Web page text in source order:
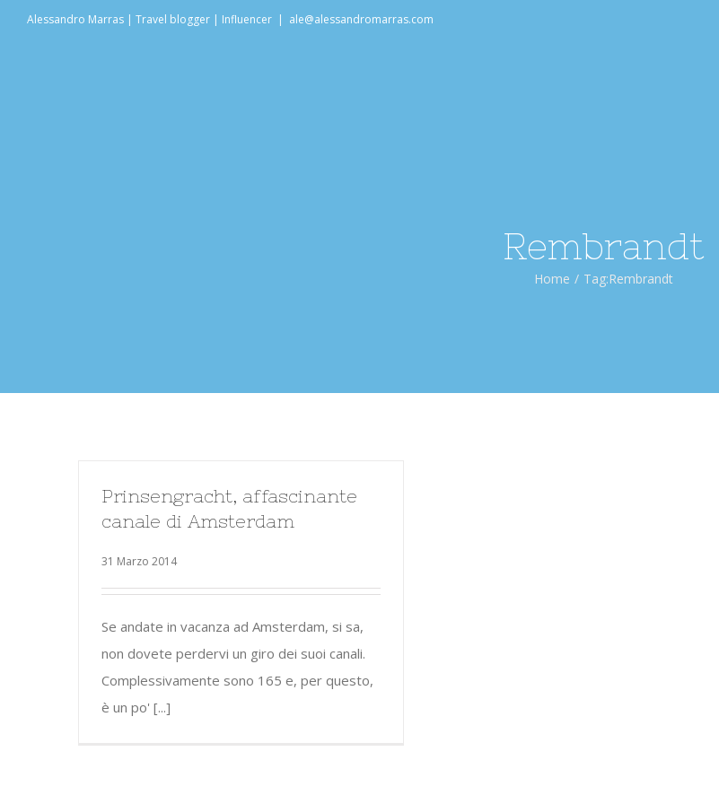
Alessandro Marras | Travel blogger | Influencer | ale@alessandromarras.com
Rembrandt
Home / Tag:Rembrandt
Prinsengracht, affascinante
canale di Amsterdam
31 Marzo 2014
Se andate in vacanza ad Amsterdam, si sa,
non dovete perdervi un giro dei suoi canali.
Complessivamente sono 165 e, per questo,
è un po' [...]